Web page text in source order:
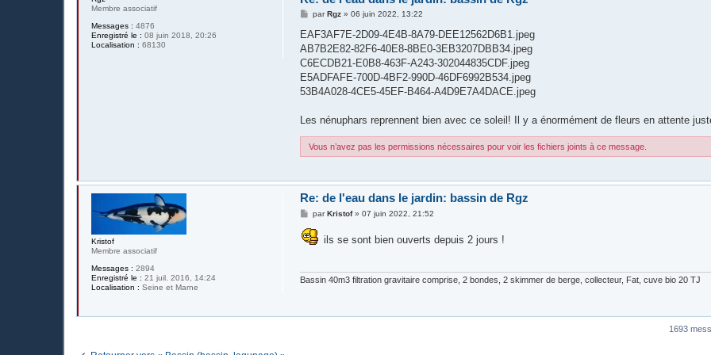
Membre associatif
Messages : 4876
Enregistré le : 08 juin 2018, 20:26
Localisation : 68130
M
s
a
g
parRgz »06 juin 2022, 13:22
EAF3AF7E-2D09-4E4B-8A79-DEE12562D6B1.jpeg
AB7B2E82-82F6-40E8-8BE0-3EB3207DBB34.jpeg
C6ECDB21-E0B8-463F-A243-302044835CDF.jpeg
E5ADFAFE-700D-4BF2-990D-46DF6992B534.jpeg
53B4A028-4CE5-45EF-B464-A4D9E7A4DACE.jpeg
Les nénuphars reprennent bien avec ce soleil! Il y a énormément de fleurs en attente
Vous n’avez pas les permissions nécessaires pour voir les fichiers joints à ce message.
Kristof
Membre associatif
Messages : 2894
Enregistré le : 21 juil. 2016, 14:24
Localisation : Seine et Marne
Re: de l'eau dans le jardin: bassin de Rgz
M
s
s
parKristof»07 juin 2022, 21:52
ils se sont bien ouverts depuis 2 jours !
Bassin 40m3 filtration gravitaire comprise, 2 bondes, 2 skimmer de berge, collecteur, Fat, cuve bio 20 TJ
1693